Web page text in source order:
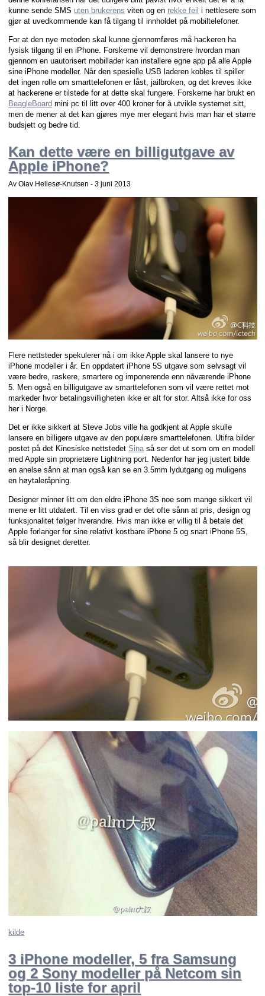
kunne sende SMSuten brukerens viten og en rekke feil i nettlesere som
gjør at uvedkommende kan få tilgang til innholdet på mobiltelefoner.
For at den nye metoden skal kunne gjennomføres må hackeren ha
fysisk tilgang til en iPhone. Forskerne vil demonstrere hvordan man
gjennom en uautorisert mobillader kan installere egne app på alle Apple
sine iPhone modeller. Når den spesielle USB laderen kobles til spiller
det ingen rolle om smarttelefonen er låst, jailbroken, og det kreves ikke
at hackerene er tilstede for at dette skal fungere. Forskerne har brukt en
BeagleBoard mini pc til litt over 400 kroner for å utvikle systemet sitt,
men de mener at det kan gjøres mye mer elegant hvis man har et større
budsjett og bedre tid.
Kan dette være en billigutgave av
Apple iPhone?
Av Olav Hellesø-Knutsen -3 juni 2013
Flere nettsteder spekulerer nå i om ikke Apple skal lansere to nye
iPhone modeller i år. En oppdatert iPhone 5S utgave som selvsagt vil
være bedre, raskere, smartere og imponerende enn nåværende iPhone
5. Men også en billigutgave av smarttelefonen som vil være rettet mot
markeder hvor betalingsvilligheten ikke er alt for stor. Altså ikke for oss
her i Norge.
Det er ikke sikkert at Steve Jobs ville ha godkjent at Apple skulle
lansere en billigere utgave av den populære smarttelefonen. Utifra bilder
postet på det Kinesiske nettstedetSinaså ser det ut som om en modell
med Apple sin proprietære Lightning port. Nedenfor har jeg justert bilde
en anelse sånn at man også kan se en 3.5mm lydutgang og muligens
en høytaleråpning.
Designer minner litt om den eldre iPhone 3S noe som mange sikkert vil
mene er litt utdatert. Til en viss grad er det ofte sånn at pris, design og
funksjonalitet følger hverandre. Hvis man ikke er villig til å betale det
Apple forlanger for sine relativt kostbare iPhone 5 og snart iPhone 5S,
så blir designet deretter.
kilde
3 iPhone modeller, 5 fra Samsung
og 2 Sony modeller på Netcom sin
top-10 liste for april